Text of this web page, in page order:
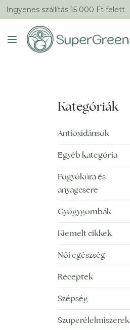
Ingyenes szállítás 15 000 Ft felett
Kategóriák
Antioxidánsok
Egyéb kategória
Fogyókúra és
anyagcsere
Gyógygombák
Kiemelt cikkek
Női egészség
Receptek
Szépség
Szuperélelmiszerek